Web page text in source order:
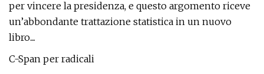
per vincere la presidenza, e questo argomento riceve
un’abbondante trattazione statistica in un nuovo
libro....
C-Span per radicali